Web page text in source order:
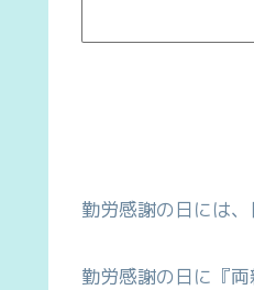
勤労感謝の日には
勤労感謝の日に『